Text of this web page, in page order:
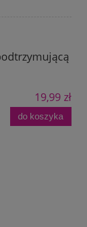
19,99 zł
do koszyka